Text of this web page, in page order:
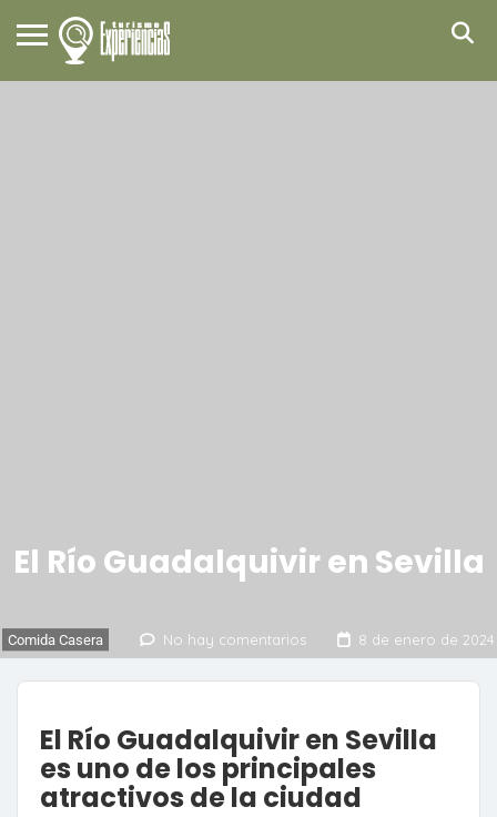
El Río Guadalquivir en Sevilla
Comida Casera No hay comentarios 8 de enero de 2024
El Río Guadalquivir en Sevilla
es uno de los principales
atractivos de la ciudad